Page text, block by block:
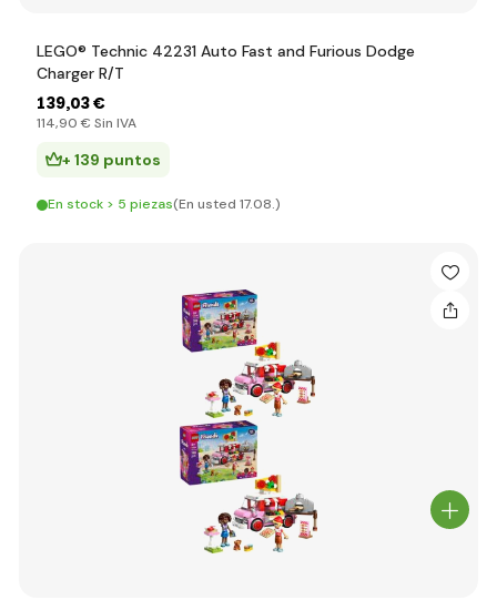
LEGO® Technic 42231 Auto Fast and Furious Dodge
Charger R/T
139,03 €
114,90 € Sin IVA
+ 139 puntos
En stock > 5 piezas(En usted 17.08.)